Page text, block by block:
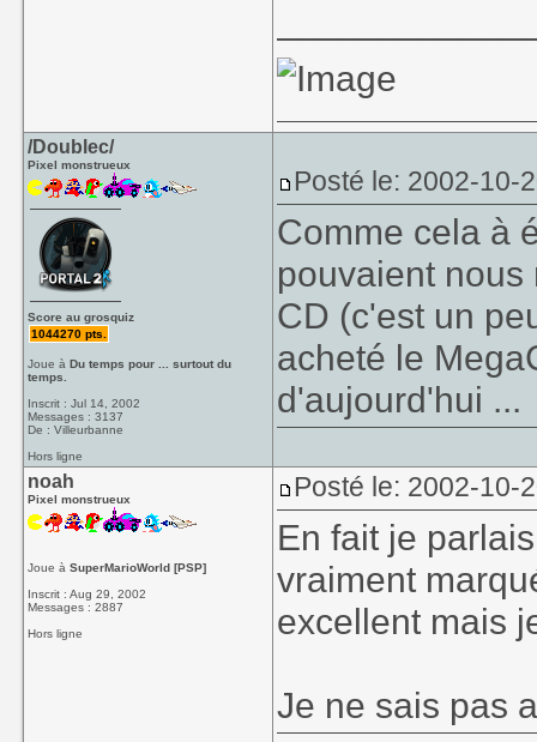
/Doublec/
Pixel monstrueux
Score au grosquiz
1044270 pts.
Joue àDu temps pour ... surtout du
temps.
Inscrit : Jul 14, 2002
Messages : 3137
De : Villeurbanne
Hors ligne
Posté le: 2002-10-
Comme cela à
pouvaient
CD (c'est un
acheté le
d'aujourd'hui ...
noah
Pixel monstrueux
Joue àSuperMarioWorld [PSP]
Inscrit : Aug 29, 2002
Messages : 2887
Hors ligne
Posté le: 2002-10-
En fait je
vraiment
excellent mais
Je ne sais pas